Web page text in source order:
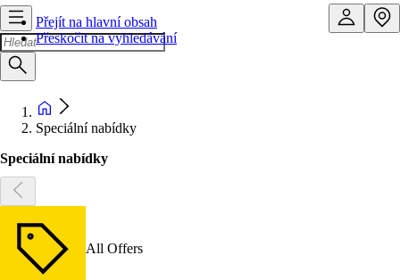
Přejít na hlavní obsah
Přeskočit na vyhledávání
Speciální nabídky
Speciální nabídky
All Offers